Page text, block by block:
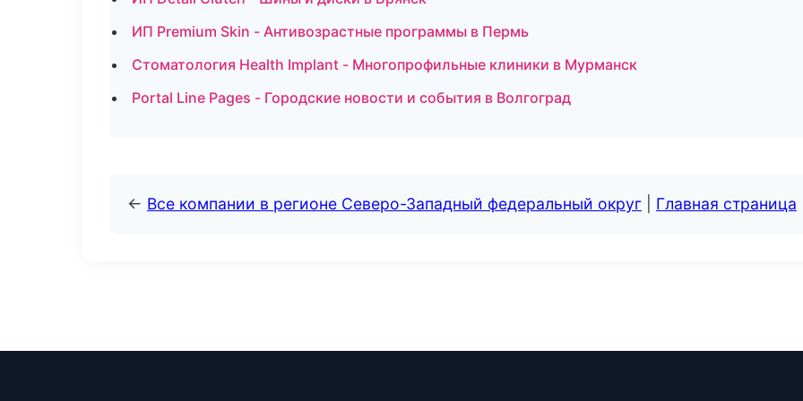
ИП Premium Skin - Антивозрастные программы в Пермь
Стоматология Health Implant - Многопрофильные клиники в Мурманск
Portal Line Pages - Городские новости и события в Волгоград
← Все компании в регионе Северо-Западный федеральный округ Главная страница